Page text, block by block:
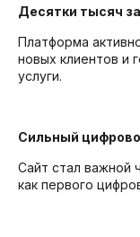
Десятки тысяч
Платформа
новых клиентов и
услуги.
Сильный
Сайт стал важной
как первого